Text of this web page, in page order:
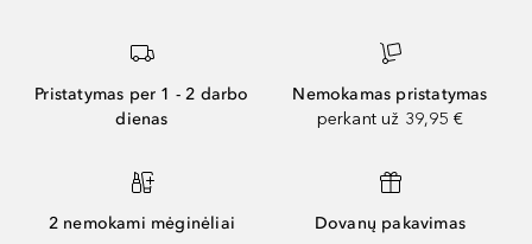
Pristatymas per 1 - 2 darbo
dienas
Nemokamas pristatymas
perkant už 39,95 €
2 nemokami mėginėliai Dovanų pakavimas